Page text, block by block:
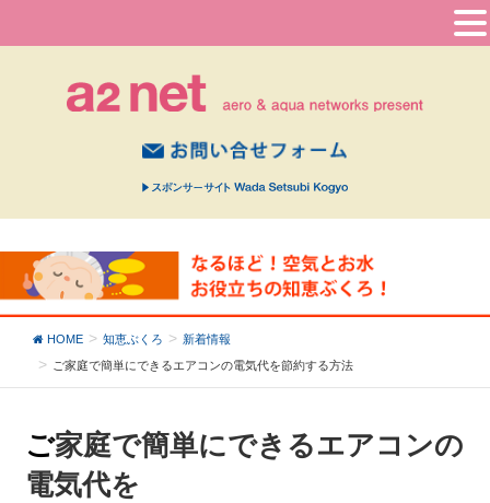
HOME 知恵ぶくろ
新着情報
ご家庭で簡単にできるエアコンの電気代を節約する方法
ご家庭で簡単にできるエアコンの
電気代を